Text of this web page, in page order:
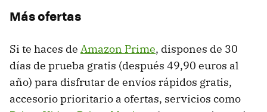
Más ofertas
Si te haces de Amazon Prime, dispones de 30
días de prueba gratis (después 49,90 euros al
año) para disfrutar de envíos rápidos gratis,
accesorio prioritario a ofertas, servicios como